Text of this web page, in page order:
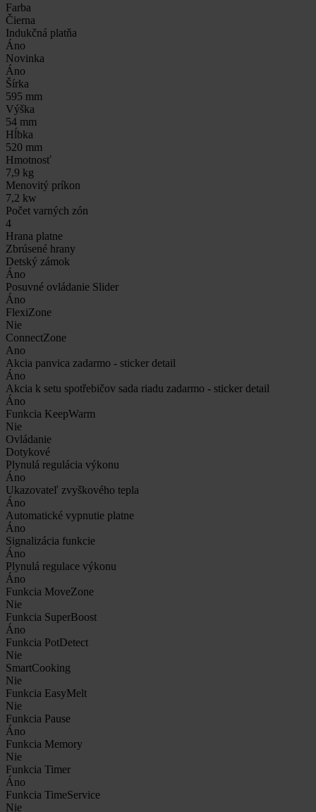
Farba
Čierna
Indukčná platňa
Áno
Novinka
Áno
Šírka
595 mm
Výška
54 mm
Hĺbka
520 mm
Hmotnosť
7,9 kg
Menovitý príkon
7,2 kw
Počet varných zón
4
Hrana platne
Zbrúsené hrany
Detský zámok
Áno
Posuvné ovládanie Slider
Áno
FlexiZone
Nie
ConnectZone
Ano
Akcia panvica zadarmo - sticker detail
Áno
Akcia k setu spotřebičov sada riadu zadarmo - sticker detail
Áno
Funkcia KeepWarm
Nie
Ovládanie
Dotykové
Plynulá regulácia výkonu
Áno
Ukazovateľ zvyškového tepla
Áno
Automatické vypnutie platne
Áno
Signalizácia funkcie
Áno
Plynulá regulace výkonu
Áno
Funkcia MoveZone
Nie
Funkcia SuperBoost
Áno
Funkcia PotDetect
Nie
SmartCooking
Nie
Funkcia EasyMelt
Nie
Funkcia Pause
Áno
Funkcia Memory
Nie
Funkcia Timer
Áno
Funkcia TimeService
Nie